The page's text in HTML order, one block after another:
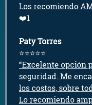
Los recomiendo
❤️1
Paty Torres
⭐⭐⭐⭐⭐
“Excelente opción
seguridad. Me
los costos, sobre
Lo recomiendo